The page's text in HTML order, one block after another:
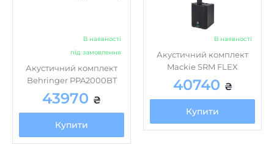
В наявності
під замовлення
Акустичний комплект
Behringer PPA2000BT
43970 ₴
Купити
В наявності
Акустичний комплект
Mackie SRM FLEX
40740 ₴
Купити